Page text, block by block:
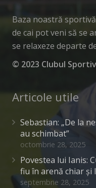
Baza noastră
de cai pot veni să se
se relaxeze departe
© 2023 Clubul
Articole utile
Sebastian: „De la
au schimbat”
octombrie 28, 2025
Povestea lui Ianis:
fiu în arenă chiar și
septembrie 28, 2025